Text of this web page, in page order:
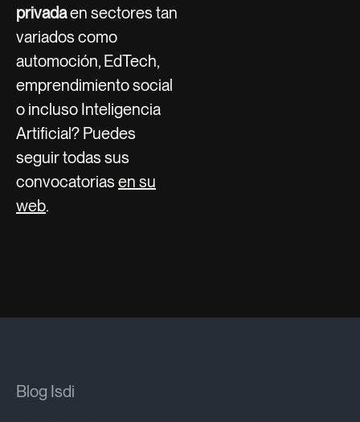
privadaen sectores tan
variados como
automoción, EdTech,
emprendimiento social
o incluso Inteligencia
Artificial? Puedes
seguir todas sus
convocatorias en su
web.
Blog Isdi